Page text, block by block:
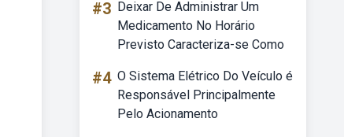
#3 Deixar De Administrar Um
Medicamento No Horário
Previsto Caracteriza-se Como
#4 O Sistema Elétrico Do Veículo é
Responsável Principalmente
Pelo Acionamento